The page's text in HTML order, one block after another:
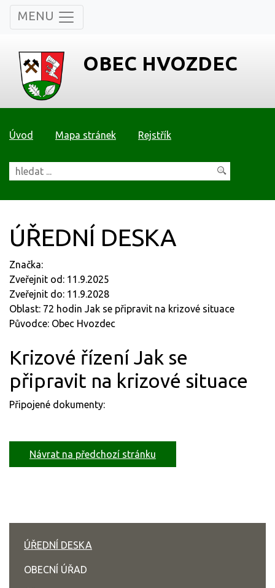
MENU
OBEC HVOZDEC
Úvod Mapa stránek Rejstřík
ÚŘEDNÍ DESKA
Značka:
Zveřejnit od: 11.9.2025
Zveřejnit do: 11.9.2028
Oblast: 72 hodin Jak se připravit na krizové situace
Původce: Obec Hvozdec
Krizové řízení Jak se
připravit na krizové situace
Připojené dokumenty:
Návrat na předchozí stránku
ÚŘEDNÍ DESKA
OBECNÍ ÚŘAD